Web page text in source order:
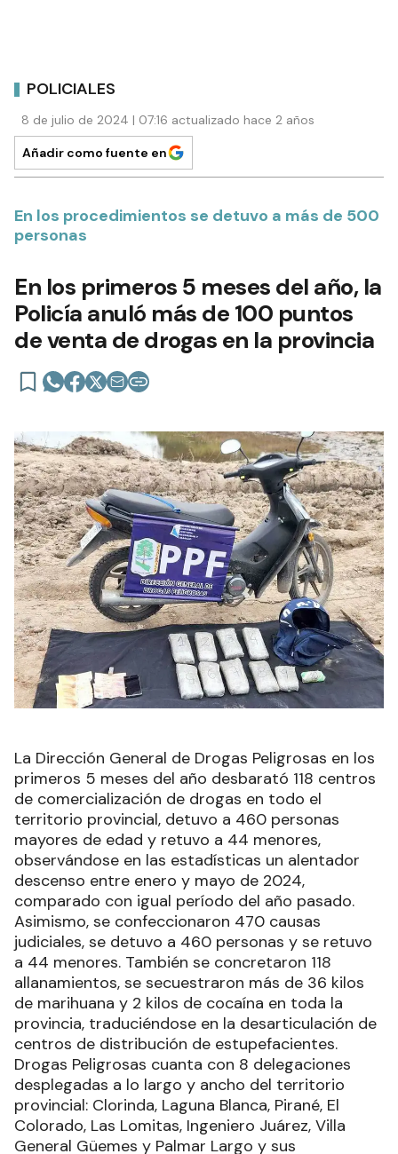
POLICIALES
8 de julio de 2024 | 07:16 actualizado hace 2 años
Añadir como fuente en
En los procedimientos se detuvo a más de 500
personas
En los primeros 5 meses del año, la
Policía anuló más de 100 puntos
de venta de drogas en la provincia
La Dirección General de Drogas Peligrosas en los
primeros 5 meses del año desbarató 118 centros
de comercialización de drogas en todo el
territorio provincial, detuvo a 460 personas
mayores de edad y retuvo a 44 menores,
observándose en las estadísticas un alentador
descenso entre enero y mayo de 2024,
comparado con igual período del año pasado.
Asimismo, se confeccionaron 470 causas
judiciales, se detuvo a 460 personas y se retuvo
a 44 menores. También se concretaron 118
allanamientos, se secuestraron más de 36 kilos
de marihuana y 2 kilos de cocaína en toda la
provincia, traduciéndose en la desarticulación de
centros de distribución de estupefacientes.
Drogas Peligrosas cuanta con 8 delegaciones
desplegadas a lo largo y ancho del territorio
provincial: Clorinda, Laguna Blanca, Pirané, El
Colorado, Las Lomitas, Ingeniero Juárez, Villa
General Güemes y Palmar Largo y sus